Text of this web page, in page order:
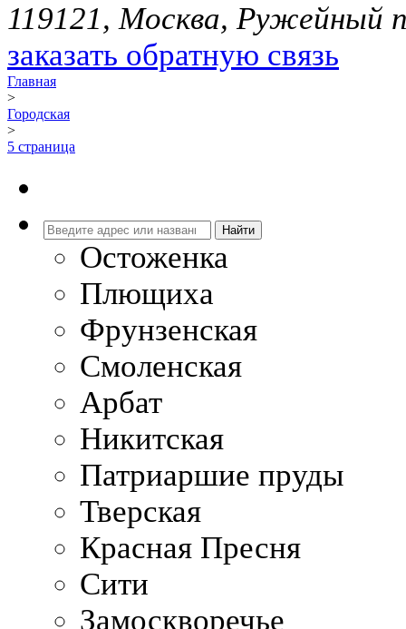
119121, Москва, Ружейный
заказать обратную связь
Главная
>
Городская
>
5 страница
Остоженка
Плющиха
Фрунзенская
Смоленская
Арбат
Никитская
Патриаршие пруды
Тверская
Красная Пресня
Сити
Замоскворечье